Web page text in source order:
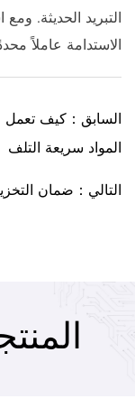
التبريد الحديثة.
الاستدامة عاملاً
المواد سريعة التلف
التالي：ضمان